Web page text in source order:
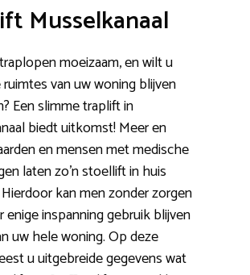
Musselkanaal
moeizaam, en wilt u
ruimtes van uw woning blijven
Een slimme traplift in
biedt uitkomst! Meer en
en mensen met medische
laten zo’n stoellift in huis
kan men zonder zorgen
enige inspanning gebruik blijven
uw hele woning. Op deze
u uitgebreide gegevens wat